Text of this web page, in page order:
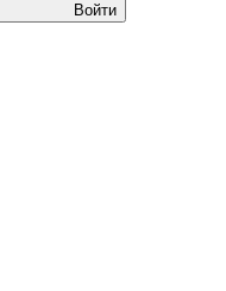
Войти